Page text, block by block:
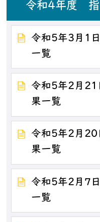
令和4年度 指
令和5年3月1
一覧
令和5年2月21
果一覧
令和5年2月20
果一覧
令和5年2月7
一覧